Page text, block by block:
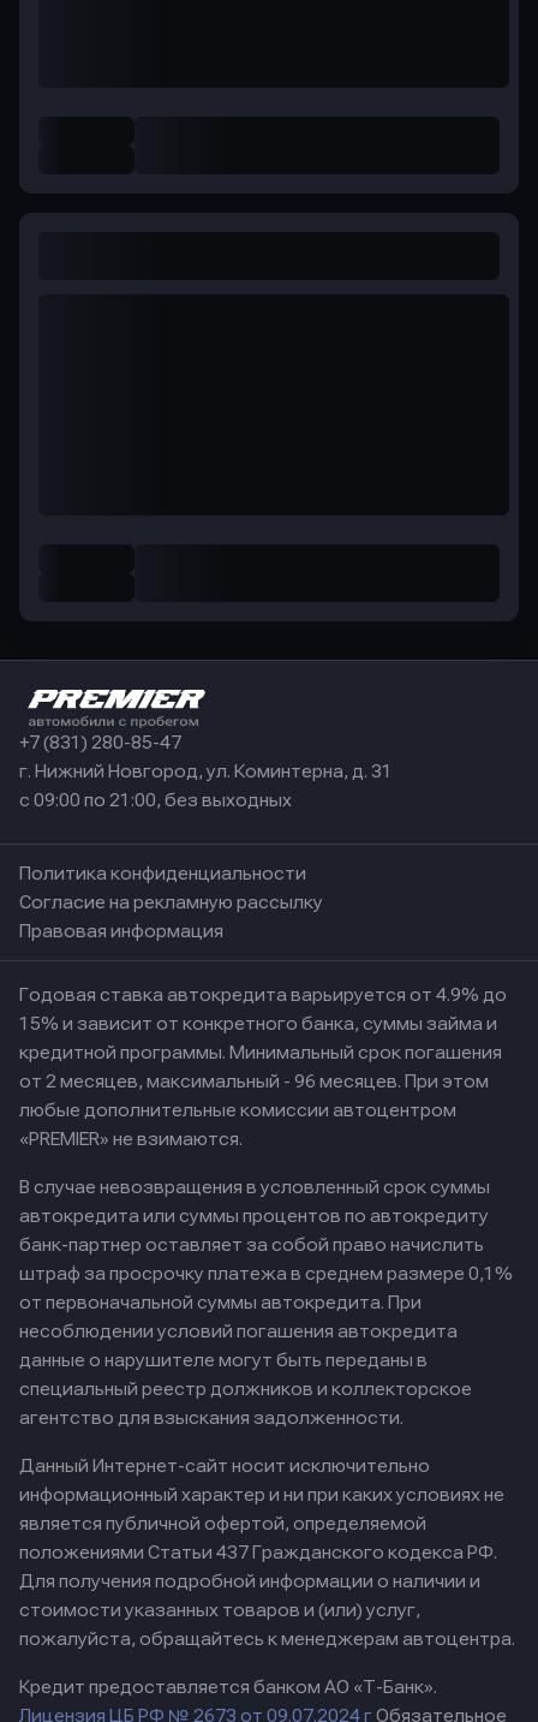
+7 (831) 280-85-47
г. Нижний Новгород, ул. Коминтерна, д. 31
с 09:00 по 21:00, без выходных
Политика конфиденциальности
Согласие на рекламную рассылку
Правовая информация
Годовая ставка автокредита варьируется от 4.9% до
15% и зависит от конкретного банка, суммы займа и
кредитной программы. Минимальный срок погашения
от 2 месяцев, максимальный - 96 месяцев. При этом
любые дополнительные комиссии автоцентром
«PREMIER» не взимаются.
В случае невозвращения в условленный срок суммы
автокредита или суммы процентов по автокредиту
банк-партнер оставляет за собой право начислить
штраф за просрочку платежа в среднем размере 0,1%
от первоначальной суммы автокредита. При
несоблюдении условий погашения автокредита
данные о нарушителе могут быть переданы в
специальный реестр должников и коллекторское
агентство для взыскания задолженности.
Данный Интернет-сайт носит исключительно
информационный характер и ни при каких условиях не
является публичной офертой, определяемой
положениями Статьи 437 Гражданского кодекса РФ.
Для получения подробной информации о наличии и
стоимости указанных товаров и (или) услуг,
пожалуйста, обращайтесь к менеджерам автоцентра.
Кредит предоставляется банком АО «Т-Банк».
Лицензия ЦБ РФ № 2673 от 09.07.2024 гОбязательное